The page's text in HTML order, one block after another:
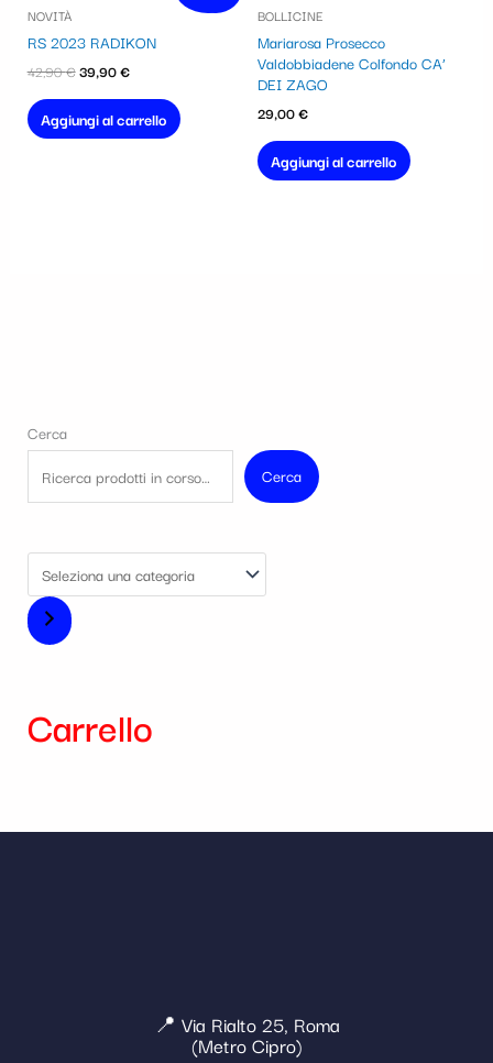
NOVITÀ
RS 2023 RADIKON
42,90€
era:
39,90€
è:
Aggiungi al carrello
BOLLICINE
Mariarosa Prosecco
Valdobbiadene Colfondo CA’
DEI ZAGO
29,00€
Aggiungi al carrello
Cerca
Cerca
Carrello
📍 Via Rialto 25, Roma
(Metro Cipro)